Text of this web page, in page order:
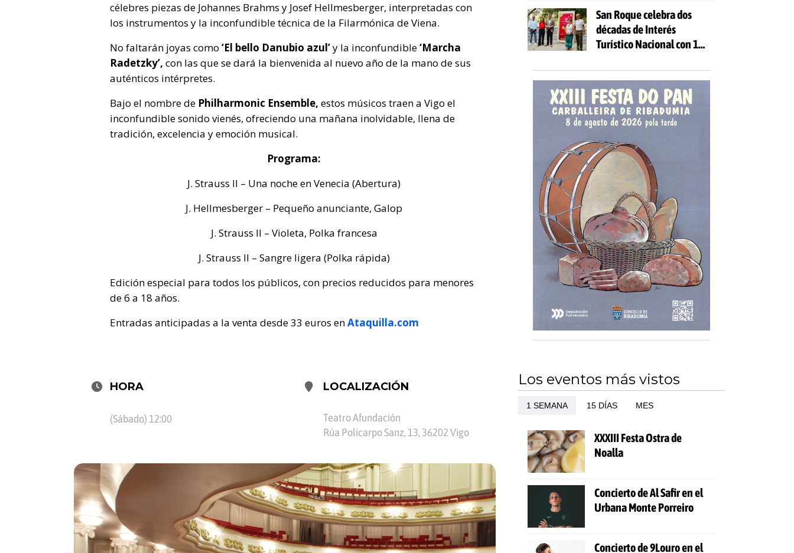
célebres piezas de Johannes Brahms y Josef Hellmesberger, interpretadas con
los instrumentos y la inconfundible técnica de la Filarmónica de Viena.
No faltarán joyas como ‘El bello Danubio azul’y la inconfundible‘Marcha
Radetzky’, con las que se dará la bienvenida al nuevo año de la mano de sus
auténticos intérpretes.
Bajo el nombre de Philharmonic Ensemble, estos músicos traen a Vigo el
inconfundible sonido vienés, ofreciendo una mañana inolvidable, llena de
tradición, excelencia y emoción musical.
Programa:
J. Strauss II – Una noche en Venecia (Abertura)
J. Hellmesberger – Pequeño anunciante, Galop
J. Strauss II – Violeta, Polka francesa
J. Strauss II – Sangre ligera (Polka rápida)
Edición especial para todos los públicos, con precios reducidos para menores
de 6 a 18 años.
Entradas anticipadas a la venta desde 33 euros enAtaquilla.com
HORA
(Sábado) 12:00
LOCALIZACIÓN
Teatro Afundación
Rúa Policarpo Sanz, 13, 36202 Vigo
San Roque celebra dos
décadas de Interés
Turístico Nacional con 10
actividades gratuitas
Los eventos más vistos
1 SEMANA 15 DÍAS MES
XXXIII Festa Ostra de
Noalla
Concierto de Al Safir en el
Urbana Monte Porreiro
Concierto de 9Louro en el